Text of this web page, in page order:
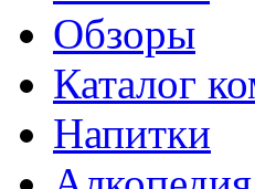
Обзоры
Каталог
Напитки